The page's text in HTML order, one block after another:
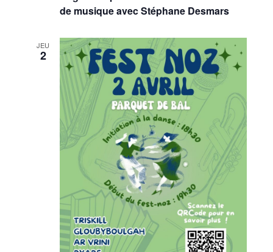
de musique avec Stéphane Desmars
JEU
2